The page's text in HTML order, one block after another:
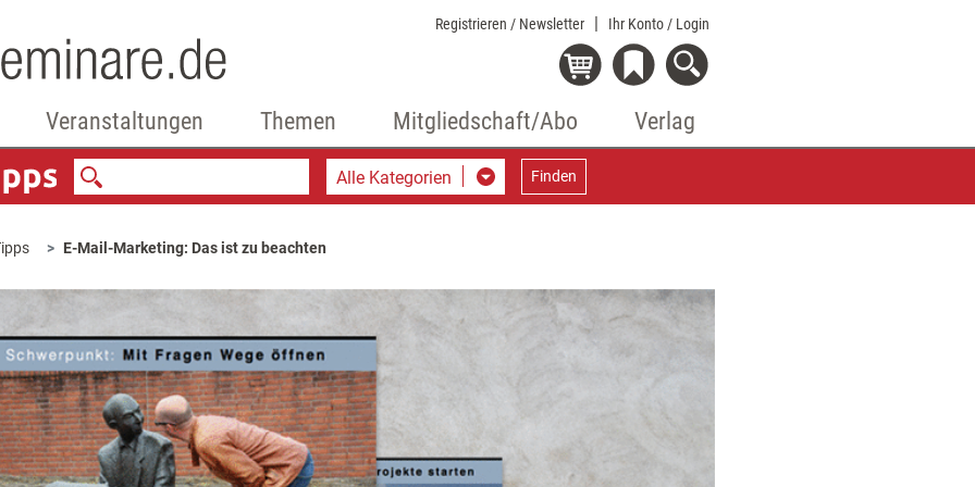
Registrieren / Newsletter Ihr Konto / Login
Veranstaltungen Themen Mitgliedschaft/Abo Verlag
Alle Kategorien Finden
E-Mail-Marketing: Das ist zu beachten